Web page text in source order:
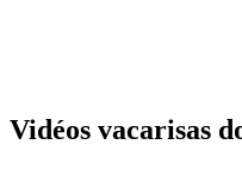
Vidéos vacarisas